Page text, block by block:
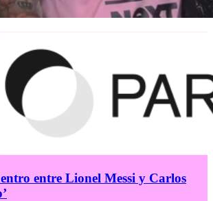
entre Lionel Messi y Carlos